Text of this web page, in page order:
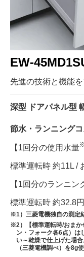
EW-
先進の技術と機能
深型 ドアパネル型
節水・ランニング
【1回分の使用水量
標準運転時 約11L /
【1回分のランニン
標準運転時 約32.8
※1）三菱電機独自の測定
※2）【標準運転時/おまか
ン・フォーク各6点）
い～乾燥で仕上げた場
（三菱電機調べ）を8g使